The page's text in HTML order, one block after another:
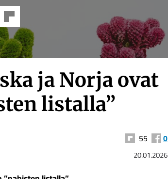
ja Norja ovat
listalla”
55 0
20.01.2026